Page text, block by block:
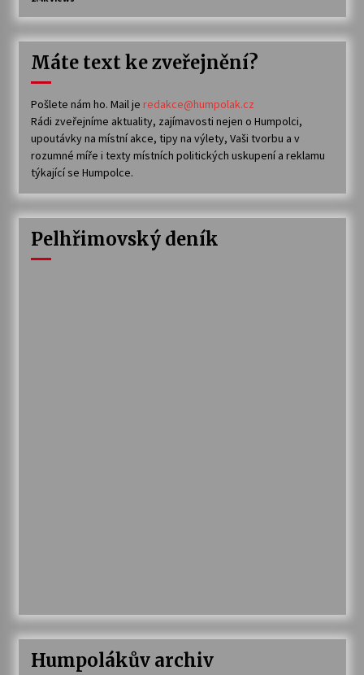
Máte text ke zveřejnění?
Pošlete nám ho. Mail je redakce@humpolak.cz
Rádi zveřejníme aktuality, zajímavosti nejen o Humpolci,
upoutávky na místní akce, tipy na výlety, Vaši tvorbu a v
rozumné míře i texty místních politických uskupení a reklamu
týkající se Humpolce.
Pelhřimovský deník
Humpolákův archiv